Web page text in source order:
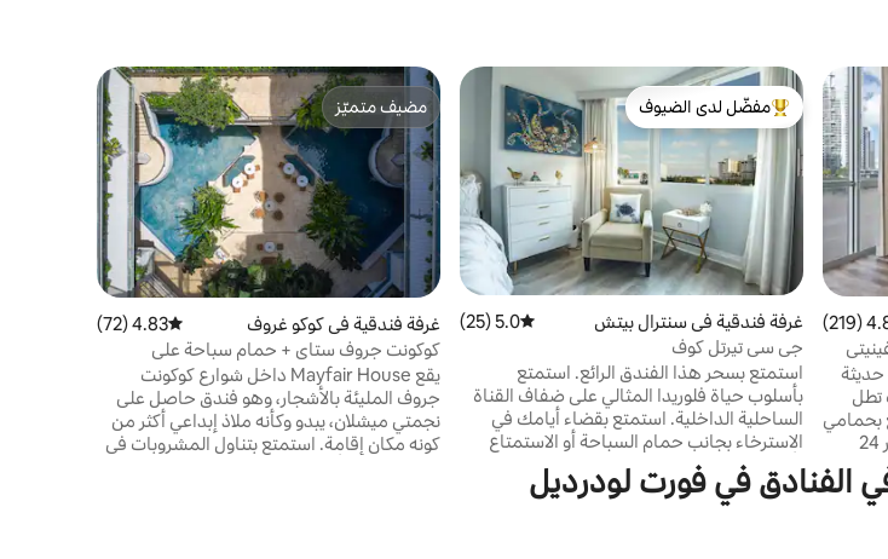
4.84 من 5، 219 مراجعات
4.84
تطل
بحمامي
سباحة ومركز لياقة بدنية يعمل على مدار 24
يقع
ومركز
من أبرز البيوت المفضّلة لدى الضيوف
مفضّل لدى الضيوف
غرفة فندقية في سنترال بيتش متوسط التقييم 5.0 من 5، 25 مراجعات
5.0 (25)
جي سي تيرتل كوف
استمتع بسحر هذا الفندق الرائع. استمتع
بأسلوب حياة فلوريدا المثالي على ضفاف القناة
الساحلية الداخلية. استمتع بقضاء أيامك في
الاسترخاء بجانب حمام السباحة أو الاستمتاع
بأشعة الشمس على شاطئ فورت لودرديل
الشهير عالميًا. استكشف الحياة الليلية النابضة
بالحياة في وسط مدينة فورت لودرديل بموقعها
مضيف متميّز
مضيف متميّز
غرفة فندقية في كوكو غروف متوسط التقييم 4.83 من 5، 72 مراجعات
4.83 (72)
كوكونت جروف ستاي + حمام سباحة على
السطح. بار. طعام.
يقع Mayfair House داخل شوارع كوكونت
جروف المليئة بالأشجار، وهو فندق حاصل على
نجمتي ميشلان، يبدو وكأنه ملاذ إبداعي أكثر من
كونه مكان إقامة. استمتع بتناول المشروبات في
الفنادق في فورت لودرديل